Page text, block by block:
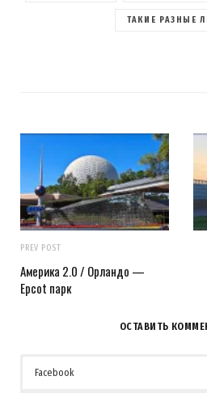
ТАКИЕ РАЗНЫЕ
PREV POST
Америка 2.0 / Орландо —
Epcot парк
ОСТАВИТЬ
Facebook